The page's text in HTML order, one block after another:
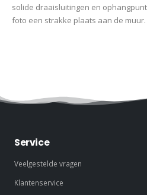
solide draaisluitingen en
foto een strakke plaats aan de muur.
Service
Veelgestelde vragen
Klantenservice